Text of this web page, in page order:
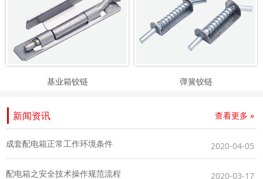
基业箱铰链 弹簧铰链
新闻资讯 查看更多 »
成套配电箱正常工作环境条件 2020-04-05
配电箱之安全技术操作规范流程 2020-03-17